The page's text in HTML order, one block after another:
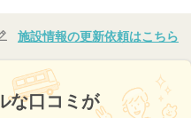
施設情報の更新依頼はこちら
な口コミが